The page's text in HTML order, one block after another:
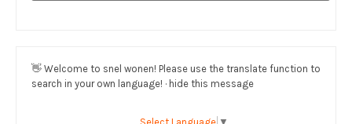
👋 Welcome to snel wonen! Please use the translate function to
search in your own language! · hide this message